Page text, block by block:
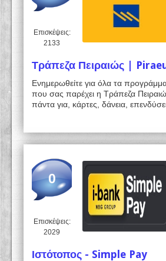
Επισκέψεις:
2133
Τράπεζα Πειραιώς |
Ενημερωθείτε για όλα τα
που σας παρέχει η Τράπεζα
πάντα για, κάρτες, δάνεια,
0
Επισκέψεις:
2029
Ιστότοπος - Simple Pay